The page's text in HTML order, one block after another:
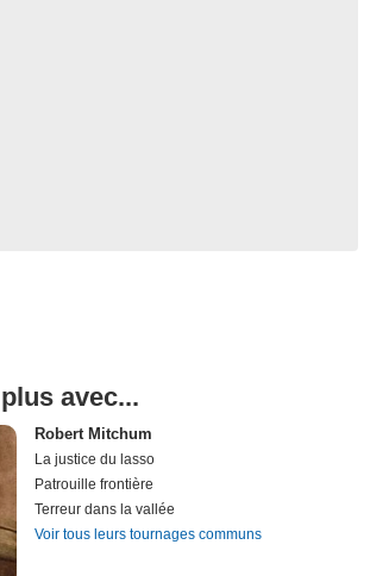
avec...
Robert Mitchum
La justice du lasso
Patrouille frontière
Terreur dans la vallée
Voir tous leurs tournages communs